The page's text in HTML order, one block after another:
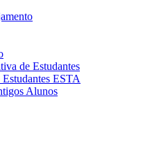
de Estudantes
ESTA
Alunos